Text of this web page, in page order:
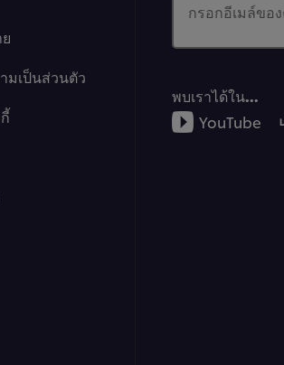
มเป็นส่วนตัว
กรอกอีเมล์ขอ
พบเราได้ใน…
YouTube